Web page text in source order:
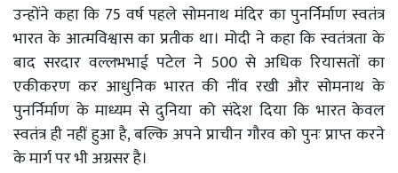
उन्होंने कहा कि 75 वर्ष पहले सोमनाथ मंदिर का पुनर्निर्माण स्वतंत्र
भारत के आत्मविश्वास का प्रतीक था। मोदी ने कहा कि स्वतंत्रता के
बाद सरदार वल्लभभाई पटेल ने 500 से अधिक रियासतों का
एकीकरण कर आधुनिक भारत की नींव रखी और सोमनाथ के
पुनर्निर्माण के माध्यम से दुनिया को संदेश दिया कि भारत केवल
स्वतंत्र ही नहीं हुआ है, बल्कि अपने प्राचीन गौरव को पुनः प्राप्त करने
के मार्ग पर भी अग्रसर है।